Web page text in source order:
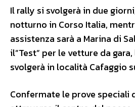
Il rally si svolgerà in due
notturno in Corso Italia,
assistenza sarà a Marina di
il”Test” per le vetture da gara,
svolgerà in località Cafaggio
Confermate le prove speciali